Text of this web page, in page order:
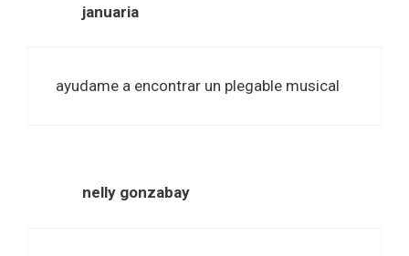
januaria
ayudame a encontrar un plegable musical
nelly gonzabay